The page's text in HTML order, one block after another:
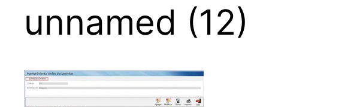
unnamed (12)